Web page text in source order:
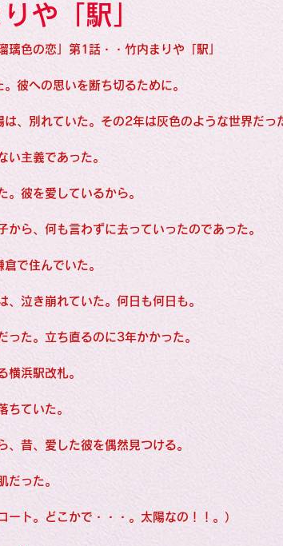
things:
や「駅」
璃色の恋」第1話・・竹内まりや「駅」
彼への思いを断ち切るために。
、別れていた。その2年は灰色のような世界だっ
い主義であった。
。彼を愛しているから。
から、何も言わずに去っていったのであった。
で住んでいた。
、泣き崩れていた。何日も何日も。
った。立ち直るのに3年かかった。
横浜駅改札。
ちていた。
、昔、愛した彼を偶然見つける。
だった。
ート。どこかで・・・。太陽なの！！。）